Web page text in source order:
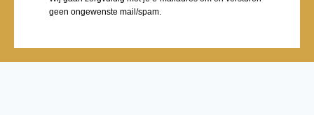
geen ongewenste mail/spam.